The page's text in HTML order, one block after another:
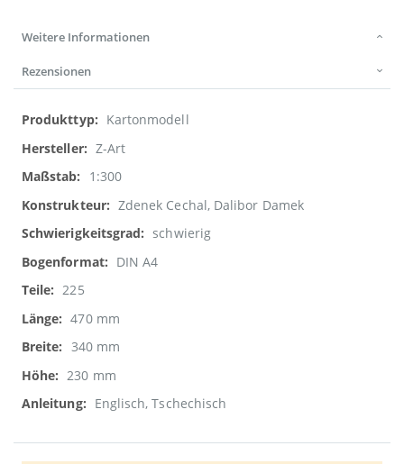
Weitere Informationen
Rezensionen
Weitere
Informationen
Kartonmodell
Z-Art
1:300
Zdenek Cechal, Dalibor Damek
schwierig
DIN A4
225
470 mm
340 mm
230 mm
Englisch, Tschechisch